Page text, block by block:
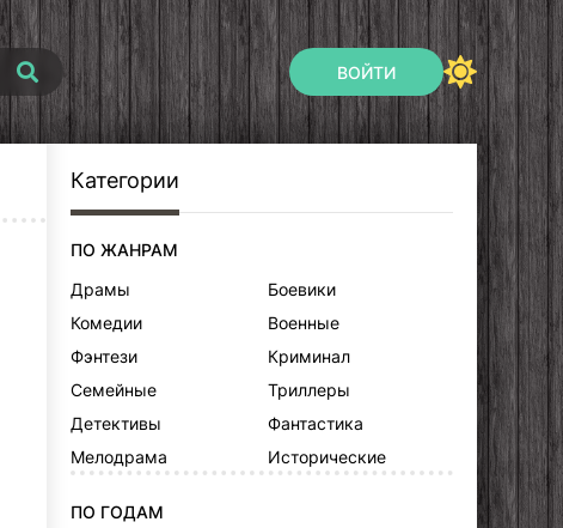
ВОЙТИ
Категории
ПО ЖАНРАМ
Драмы
Боевики
Комедии
Военные
Фэнтези
Криминал
Семейные
Триллеры
Детективы
Фантастика
Мелодрама
Исторические
ПО ГОДАМ